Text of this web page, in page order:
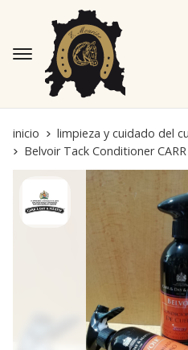
inicio
limpieza y cuidado del